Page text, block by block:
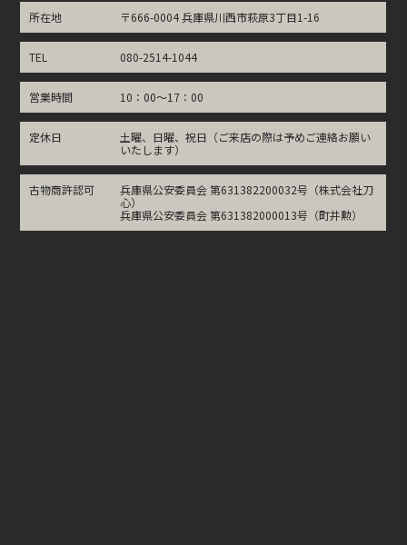
所在地 〒666-0004 兵庫県川西市萩原3丁目1-16
TEL 080-2514-1044
営業時間 10：00～17：00
定休日
土曜、日曜、祝日（ご来店の際は予めご連絡お願い
いたします）
古物商許認可
兵庫県公安委員会 第631382200032号（株式会社刀
心）
兵庫県公安委員会 第631382000013号（町井勲）